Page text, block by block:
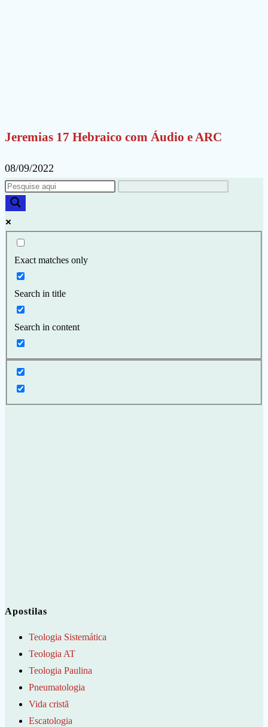
Jeremias 17 Hebraico com Áudio e ARC
08/09/2022
Exact matches only
Search in title
Search in content
Apostilas
Teologia Sistemática
Teologia AT
Teologia Paulina
Pneumatologia
Vida cristã
Escatologia